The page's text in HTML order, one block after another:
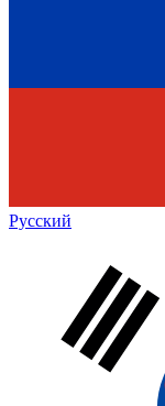
Русский